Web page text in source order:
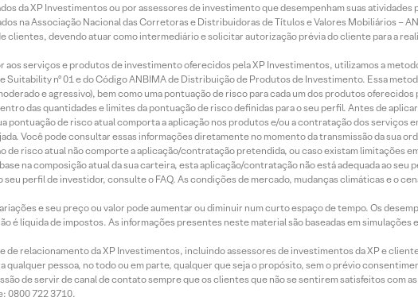
da XP Investimentos ou por assessores de investimento que desempenham suas atividades
na Associação Nacional das Corretoras e Distribuidoras de Títulos e Valores Mobiliários –
devendo atuar como intermediário e solicitar autorização prévia do cliente para a
aos serviços e produtos de investimento oferecidos pela XP Investimentos, utilizamos a
nº 01 e do Código ANBIMA de Distribuição de Produtos de Investimento. Essa
e agressivo), bem como uma pontuação de risco para cada um dos produtos
das quantidades e limites da pontuação de risco definidas para o seu perfil. Antes de
de risco atual comporta a aplicação nos produtos e/ou a contratação dos serviços
Você pode consultar essas informações diretamente no momento da transmissão da sua
de risco atual não comporte a aplicação/contratação pretendida, ou caso existam limitações
na composição atual da sua carteira, esta aplicação/contratação não está adequada ao seu
perfil de investidor, consulte o FAQ. As condições de mercado, mudanças climáticas e o
e seu preço ou valor pode aumentar ou diminuir num curto espaço de tempo. Os
é líquida de impostos. As informações presentes neste material são baseadas em simulações
relacionamento da XP Investimentos, incluindo assessores de investimentos da XP e
qualquer pessoa, no todo ou em parte, qualquer que seja o propósito, sem o prévio
de servir de canal de contato sempre que os clientes que não se sentirem satisfeitos com
0800 722 3710.